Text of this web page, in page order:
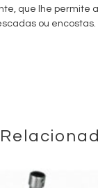
que lhe permite
ou encostas.
D520L de 40″ (1